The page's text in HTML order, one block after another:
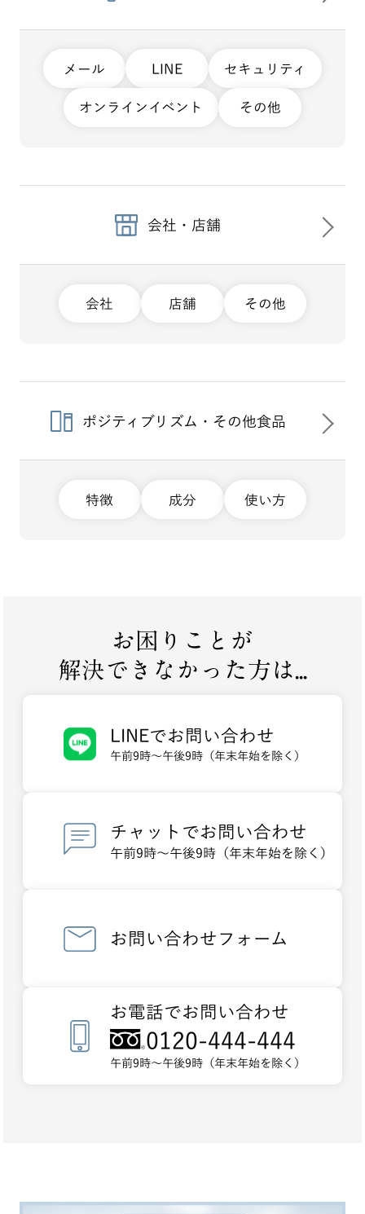
メール LINE セキュリティ
オンラインイベント その他
会社・店舗
会社 店舗 その他
ポジティブリズム・その他食品
特徴 成分 使い方
お困りことが
解決できなかった方は...
LINEでお問い合わせ
午前9時～午後9時（年末年始を除く）
チャットでお問い合わせ
午前9時～午後9時（年末年始を除く）
お問い合わせフォーム
お電話でお問い合わせ
0120-444-444
午前9時～午後9時（年末年始を除く）